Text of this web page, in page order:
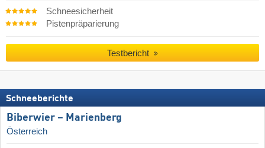
Schneesicherheit
Pistenpräparierung
Testbericht
Schneeberichte
Biberwier – Marienberg
Österreich